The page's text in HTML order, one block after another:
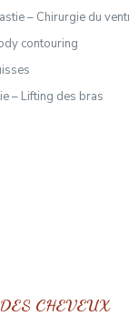
– Chirurgie du
contouring
– Lifting des bras
CHEVEUX